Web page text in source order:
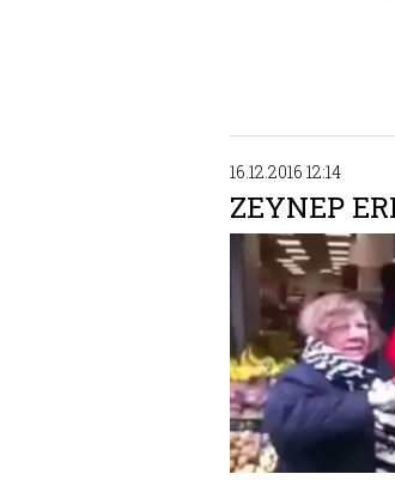
16.12.2016 12:14
ZEYNEP